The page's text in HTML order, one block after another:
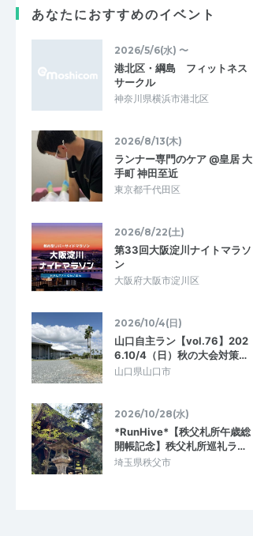
あなたにおすすめのイベント
2026/5/6(水) 〜
港北区・綱島 フィットネス
サークル
神奈川県横浜市港北区
2026/8/13(木)
ランナー専門のケア @皇居 大
手町 神田至近
東京都千代田区
2026/8/22(土)
第33回大阪淀川ナイトマラソ
ン
大阪府大阪市淀川区
2026/10/4(日)
山口自主ラン【vol.76】202
6.10/4（日）秋の大会対策…
山口県山口市
2026/10/28(水)
*RunHive*【秩父札所午歳総
開帳記念】秩父札所巡礼ラ…
埼玉県秩父市